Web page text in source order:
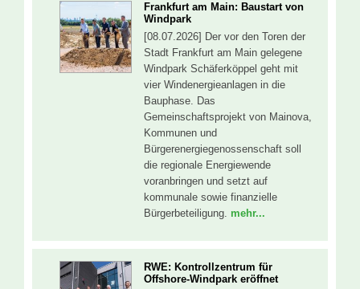
Frankfurt am Main: Baustart von
Windpark
[08.07.2026] Der vor den Toren der
Stadt Frankfurt am Main gelegene
Windpark Schäferköppel geht mit
vier Windenergieanlagen in die
Bauphase. Das
Gemeinschaftsprojekt von Mainova,
Kommunen und
Bürgerenergiegenossenschaft soll
die regionale Energiewende
voranbringen und setzt auf
kommunale sowie finanzielle
Bürgerbeteiligung. mehr...
RWE: Kontrollzentrum für
Offshore-Windpark eröffnet